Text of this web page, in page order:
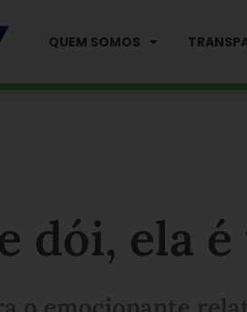
QUEM SOMOS
dói, ela